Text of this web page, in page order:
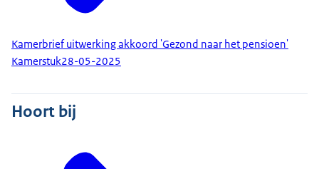
Kamerbrief uitwerking akkoord 'Gezond naar het pensioen'
Kamerstuk28-05-2025
Hoort bij